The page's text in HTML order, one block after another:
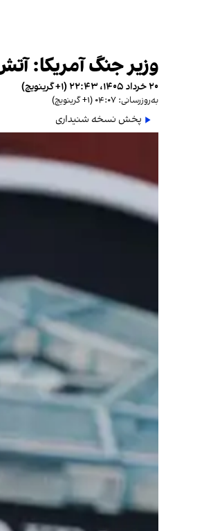
وزیر جنگ آمریکا:
۲۰ خرداد ۱۴۰۵، ۲۲:۴۳ (‎+۱ گرینویچ)
به‌روزرسانی: ۰۴:۰۷ (‎+۱ گرینویچ)
پخش نسخه شنیداری